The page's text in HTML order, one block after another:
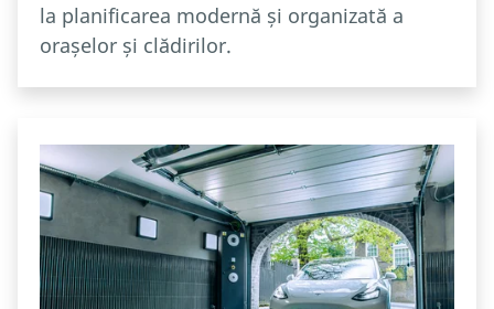
la planificarea modernă și organizată a
orașelor și clădirilor.